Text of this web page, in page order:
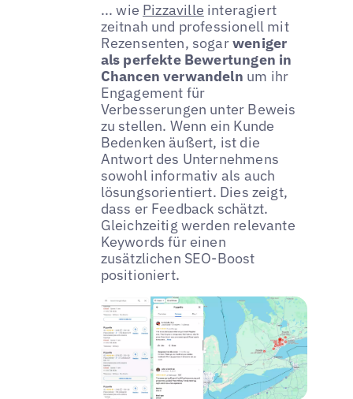
... wie Pizzaville interagiert
zeitnah und professionell mit
Rezensenten, sogarweniger
als perfekte Bewertungen in
Chancen verwandeln um ihr
Engagement für
Verbesserungen unter Beweis
zu stellen. Wenn ein Kunde
Bedenken äußert, ist die
Antwort des Unternehmens
sowohl informativ als auch
lösungsorientiert. Dies zeigt,
dass er Feedback schätzt.
Gleichzeitig werden relevante
Keywords für einen
zusätzlichen SEO-Boost
positioniert.